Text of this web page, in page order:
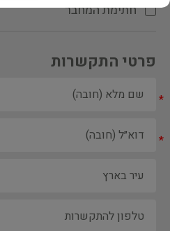
חתימת המחבר
פרטי התקשרות
*
*